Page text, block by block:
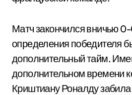
Матч закончился вничью
определения победителя
дополнительный тайм.
дополнительном времени
Криштиану Роналду